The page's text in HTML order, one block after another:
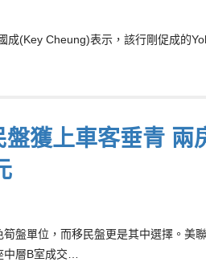
成(Key Cheung)表示，該行剛促成的
獲上車客垂青 兩
盤單位，而移民盤更是其中選擇。美
層B室成交…